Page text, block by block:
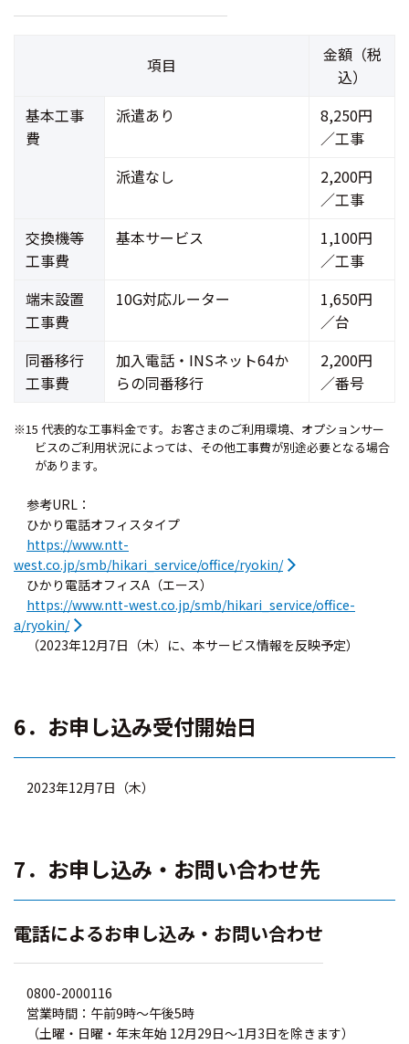
項目
金額（税
込）
基本工事
費
派遣あり
8,250円
／工事
派遣なし
2,200円
／工事
交換機等
工事費
基本サービス
1,100円
／工事
端末設置
工事費
10G対応ルーター
1,650円
／台
同番移行
工事費
加入電話・INSネット64か
らの同番移行
2,200円
／番号
※15 代表的な工事料金です。お客さまのご利用環境、オプションサー
ビスのご利用状況によっては、その他工事費が別途必要となる場合
があります。
参考URL：
ひかり電話オフィスタイプ
https://www.ntt-
west.co.jp/smb/hikari_service/office/ryokin/
ひかり電話オフィスA（エース）
https://www.ntt-west.co.jp/smb/hikari_service/office-
a/ryokin/
（2023年12月7日（木）に、本サービス情報を反映予定）
6．お申し込み受付開始日
2023年12月7日（木）
7．お申し込み・お問い合わせ先
電話によるお申し込み・お問い合わせ
0800-2000116
営業時間：午前9時～午後5時
（土曜・日曜・年末年始 12月29日～1月3日を除きます）